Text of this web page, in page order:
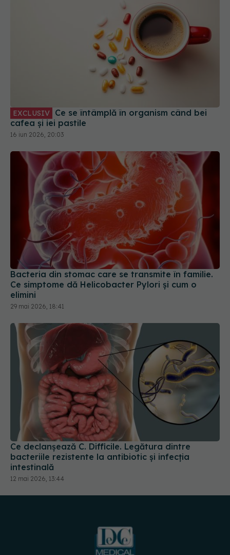
EXCLUSIV
cafea și iei pastile
16 iun 2026, 20:03
Bacteria din stomac care se transmite în familie.
Ce simptome dă Helicobacter Pylori și cum o
elimini
29 mai 2026, 18:41
Ce declanșează C. Difficile. Legătura dintre
bacteriile rezistente la antibiotic și infecția
intestinală
12 mai 2026, 13:44